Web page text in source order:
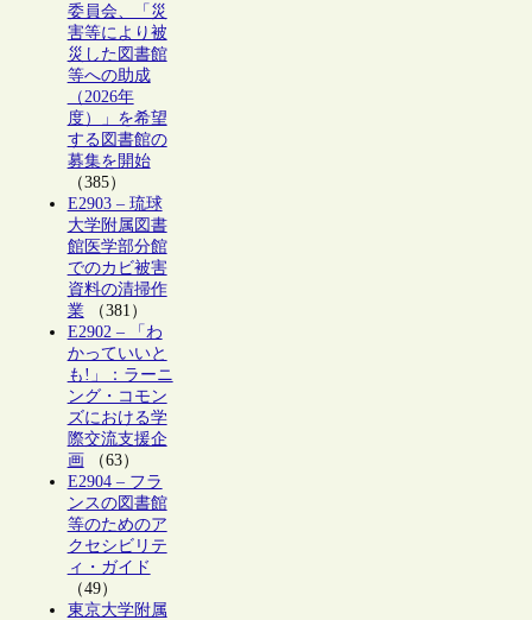
委員会、「災
害等により被
災した図書館
等への助成
（2026年
度）」を希望
する図書館の
募集を開始
（385）
E2903 – 琉球
大学附属図書
館医学部分館
でのカビ被害
資料の清掃作
業（381）
E2902 – 「わ
かっていいと
も!」：ラーニ
ング・コモン
ズにおける学
際交流支援企
画 （63）
E2904 – フラ
ンスの図書館
等のためのア
クセシビリテ
ィ・ガイド
（49）
東京大学附属